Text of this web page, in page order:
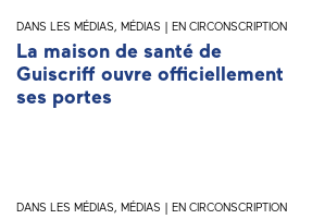
DANS LES MÉDIAS, MÉDIAS | EN CIRCONSCRIPTION
La maison de santé de
Guiscriff ouvre officiellement
ses portes
DANS LES MÉDIAS, MÉDIAS | EN CIRCONSCRIPTION